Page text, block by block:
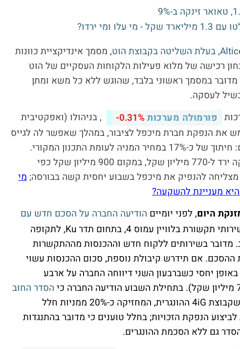
, מסמך אינדיקציית כוונות
רכישה של מלוא פעילות הלקוחות העסקיים של הוט
מדובר במסמך ראשוני בלבד, שהוגש ללא כל משא ומתן
לעסקה.
פורמולה מערכות-0.31%
, בניהולו (ואפקטיבית
את הנפקת חברת מיכפל לציבור, במהלך שאפשר לה לגייס
300 מיליון שקל כמתוכנן, אך במחיר מסוים: חיתוך של כ-17% במחיר המניה לעומת התכנון המקורי.
בהתאם, שווי השוק של מיכפל טרם ההנפקה ירד ל-770 מיליון שקל, במקום 900 מיליון שקל כפי
מצליחה להנפיק את מיכפל בשבוע יחסית קשה בבורסה; מי
מעניינת להשקעה?
היום, לפני יומיים הודיעה החברה על הסכם חדש עם
, במסגרתו תספק שירותי תקשורת בלוויין עמוס 4, בתחום תדר Ku, לתקופה
מדובר בשירותים ללקוח חדש וההכנסות מההתקשרות
דולר לתקופת ההסכם. אם תידרש קיבולת נוספת, סכום ההכנסות עשוי
גדולה באופן יחסי כשברבעון השני דיווחה החברה על ארבע
הסדר החוב
לאחר שקבוצת 4iG ההונגרית, המחזיקה כ-20% ממניות חלל
הנפקת הזכויות; בחלל טוענים כי מדובר בהתנגדות
גם ללא הסכמת ההונגרים.